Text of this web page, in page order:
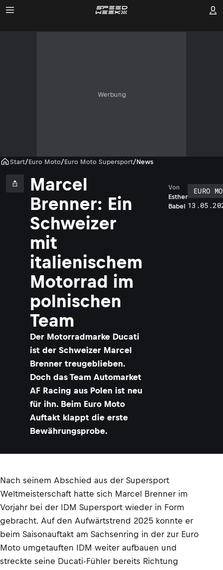
Werbung
Start/Euro Moto/Euro Moto Supersport/News
Marcel
Brenner: Ein
Schweizer
mit
italienischem
Motorrad im
polnischen
Team
Der Motorradmarke Ducati
ist der Schweizer Marcel
Brenner treugeblieben.
Doch das Team Automarket
AF Racing aus Polen ist neu
für ihn. Beim Euro Moto
Auftakt klappt die erste
Bewährungsprobe.
Esther
Babel
Von
EURO
Nach seinem Abschied aus der Supersport
Weltmeisterschaft hatte sich Marcel Brenner im
Vorjahr bei der IDM Supersport wieder in Form
gebracht. Auf den Aufwärtstrend 2025 konnte er
beim Saisonauftakt am Sachsenring in der zur Euro
Moto umgetauften IDM weiter aufbauen und
streckte seine Ducati-Fühler bereits Richtung